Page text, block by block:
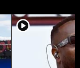
player2